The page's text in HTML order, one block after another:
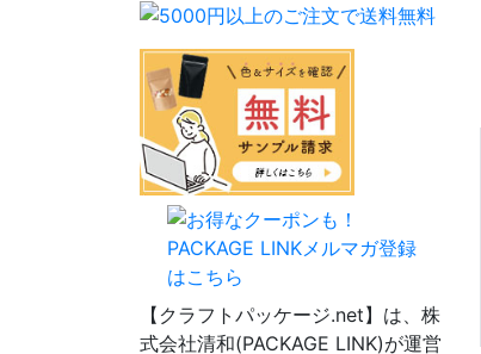
【クラフトパッケージ.net】は、株
式会社清和(PACKAGE LINK)が運営